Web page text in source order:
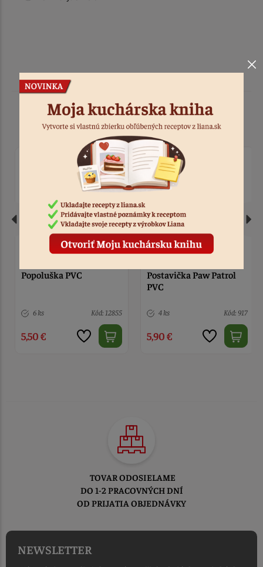
Podobné produkty
Popoluška PVC
6 ks Kód: 12855
5,50 €
Postavička Paw Patrol
PVC
4 ks Kód: 917
5,90 €
TOVAR ODOSIELAME
DO 1-2 PRACOVNÝCH DNÍ
OD PRIJATIA OBJEDNÁVKY
NEWSLETTER